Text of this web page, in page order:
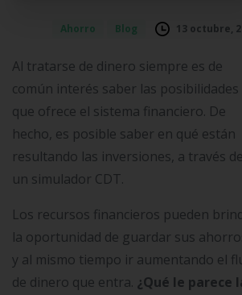
Ahorro Blog 13 octubre,
Al tratarse de dinero siempre es de
común interés saber las posibilidades
que ofrece el sistema financiero. De
hecho, es posible saber en qué están
resultando las inversiones, a través de
un simulador CDT.
Los recursos financieros pueden
la oportunidad de guardar sus
y al mismo tiempo ir aumentando el
de dinero que entra. ¿Qué le parece